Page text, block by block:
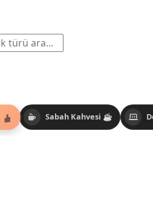
Sabah Kahvesi ☕